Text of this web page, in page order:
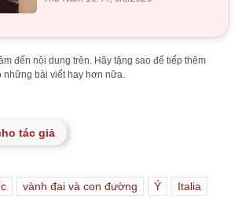
đến nội dung trên. Hãy tặng sao để tiếp thêm
những bài viết hay hơn nữa.
tác giả
vành đai và con đường Ý Italia